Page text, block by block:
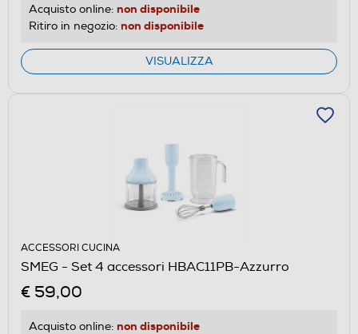
Acquisto online: non disponibile
Ritiro in negozio: non disponibile
VISUALIZZA
ACCESSORI CUCINA
SMEG - Set 4 accessori HBAC11PB-Azzurro
€ 59,00
Acquisto online: non disponibile